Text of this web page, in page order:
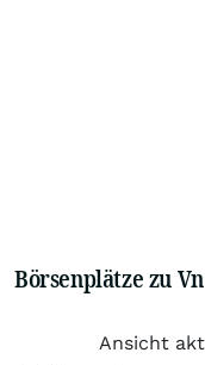
Börsenplätze zu
Ansicht